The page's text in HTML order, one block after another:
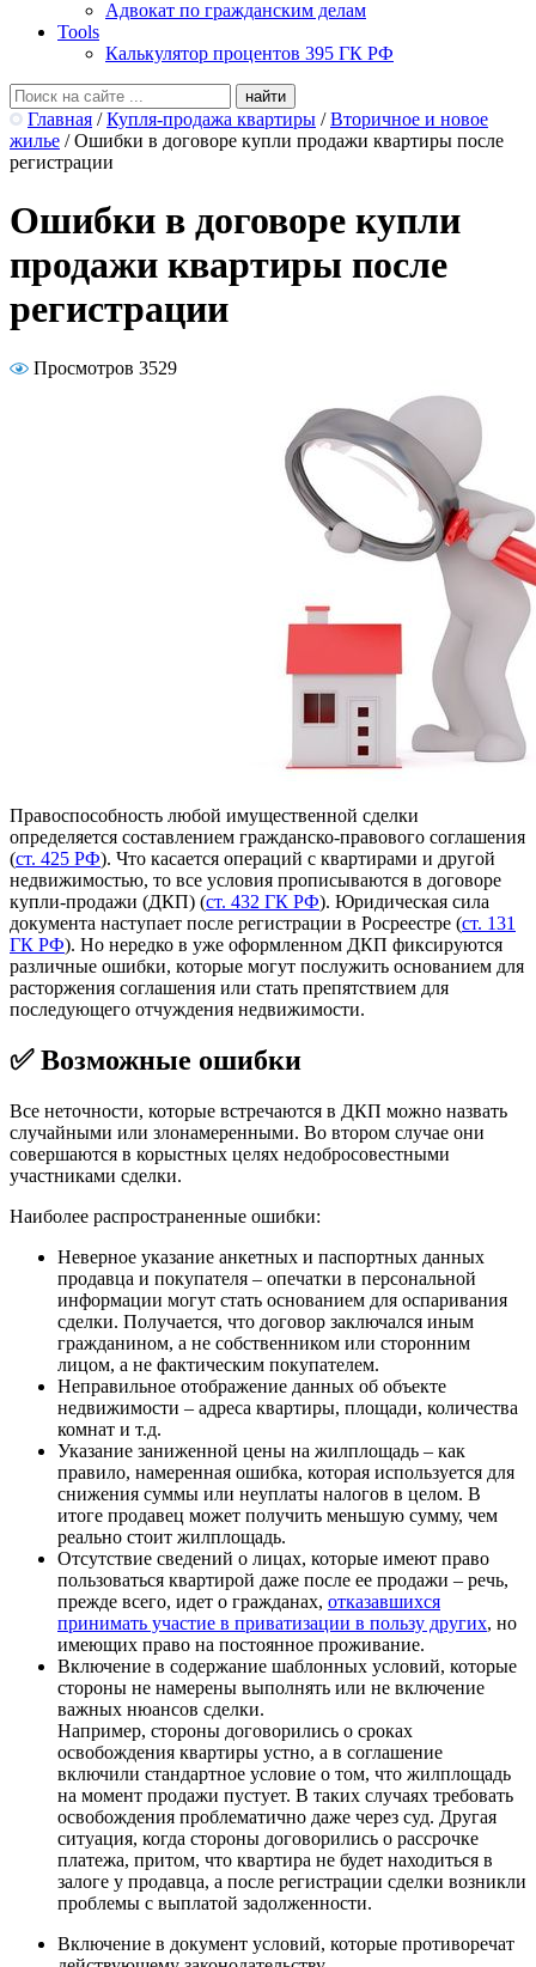
Адвокат по гражданским делам
Tools
Калькулятор процентов 395 ГК РФ
Главная / Купля-продажа квартиры / Вторичное и новое
жилье / Ошибки в договоре купли продажи квартиры после
регистрации
Ошибки в договоре купли
продажи квартиры после
регистрации
Просмотров 3529
Правоспособность любой имущественной сделки
определяется составлением гражданско-правового соглашения
(ст. 425 РФ). Что касается операций с квартирами и другой
недвижимостью, то все условия прописываются в договоре
купли-продажи (ДКП) (ст. 432 ГК РФ). Юридическая сила
документа наступает после регистрации в Росреестре (ст. 131
ГК РФ). Но нередко в уже оформленном ДКП фиксируются
различные ошибки, которые могут послужить основанием для
расторжения соглашения или стать препятствием для
последующего отчуждения недвижимости.
✅ Возможные ошибки
Все неточности, которые встречаются в ДКП можно назвать
случайными или злонамеренными. Во втором случае они
совершаются в корыстных целях недобросовестными
участниками сделки.
Наиболее распространенные ошибки:
Неверное указание анкетных и паспортных данных
продавца и покупателя – опечатки в персональной
информации могут стать основанием для оспаривания
сделки. Получается, что договор заключался иным
гражданином, а не собственником или сторонним
лицом, а не фактическим покупателем.
Неправильное отображение данных об объекте
недвижимости – адреса квартиры, площади, количества
комнат и т.д.
Указание заниженной цены на жилплощадь – как
правило, намеренная ошибка, которая используется для
снижения суммы или неуплаты налогов в целом. В
итоге продавец может получить меньшую сумму, чем
реально стоит жилплощадь.
Отсутствие сведений о лицах, которые имеют право
пользоваться квартирой даже после ее продажи – речь,
прежде всего, идет о гражданах, отказавшихся
принимать участие в приватизации в пользу других, но
имеющих право на постоянное проживание.
Включение в содержание шаблонных условий, которые
стороны не намерены выполнять или не включение
важных нюансов сделки.
Например, стороны договорились о сроках
освобождения квартиры устно, а в соглашение
включили стандартное условие о том, что жилплощадь
на момент продажи пустует. В таких случаях требовать
освобождения проблематично даже через суд. Другая
ситуация, когда стороны договорились о рассрочке
платежа, притом, что квартира не будет находиться в
залоге у продавца, а после регистрации сделки возникли
проблемы с выплатой задолженности.
Включение в документ условий, которые противоречат